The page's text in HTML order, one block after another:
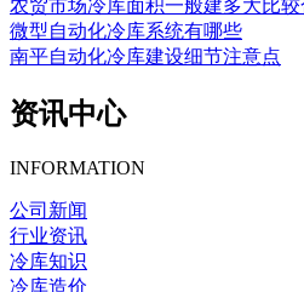
农贸市场冷库面积一般建多大比
微型自动化冷库系统有哪些
南平自动化冷库建设细节注意点
资讯中心
INFORMATION
公司新闻
行业资讯
冷库知识
冷库造价